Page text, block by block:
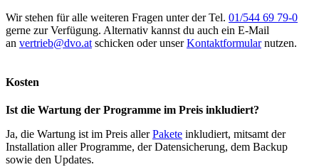
Wir stehen für alle weiteren Fragen unter der Tel. 01/544 69 79-0
gerne zur Verfügung. Alternativ kannst du auch ein E-Mail
an vertrieb@dvo.at schicken oder unserKontaktformularnutzen.
Kosten
Ist die Wartung der Programme im Preis inkludiert?
Ja, die Wartung ist im Preis allerPakete inkludiert, mitsamt der
Installation aller Programme, der Datensicherung, dem Backup
sowie den Updates.